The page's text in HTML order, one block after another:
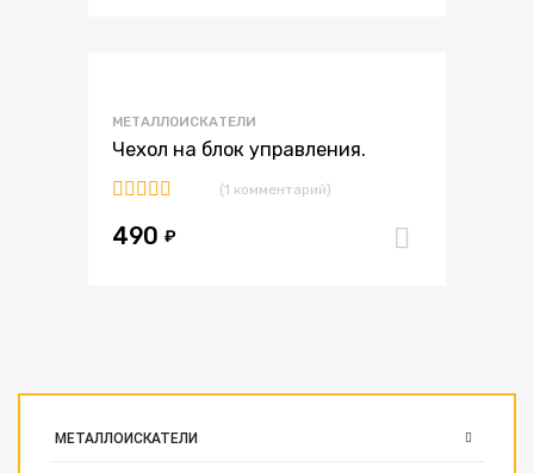
МЕТАЛЛОИСКАТЕЛИ
Чехол на блок управления.
5.00из 5
(1 комментарий)
490 ₽
МЕТАЛЛОИСКАТЕЛИ